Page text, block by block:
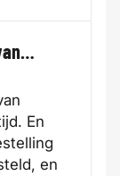
En
en